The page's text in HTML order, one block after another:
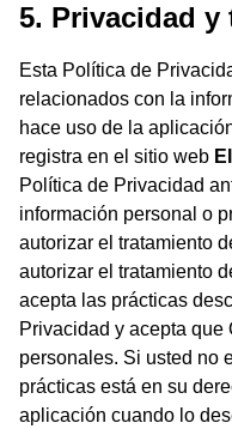
5. Privacidad y
Esta Política de
relacionados con la
hace uso de la
registra en el sitio web
Política de Privacidad
información personal o
autorizar el tratamiento
autorizar el tratamiento
acepta las prácticas
Privacidad y acepta que
personales. Si usted no
prácticas está en su
aplicación cuando lo